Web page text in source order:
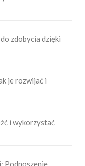
zdobycia dzięki
je rozwijać i
i wykorzystać